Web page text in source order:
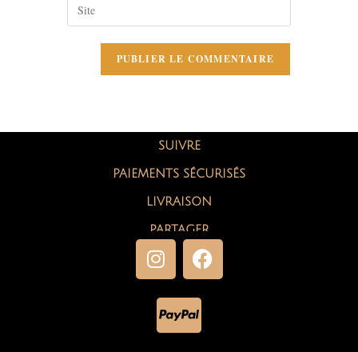
SUIVRE
PAIEMENTS SÉCURISÉS
LIVRAISON
PARTAGER